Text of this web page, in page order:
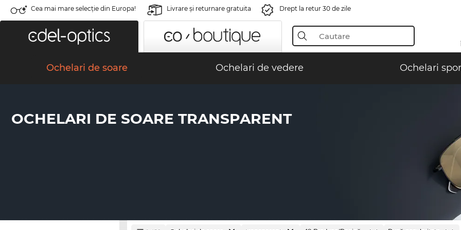
Cea mai mare selecție din Europa! Livrare şi returnare gratuita Drept la retur 30 de zile
Ochelari de soare Ochelari de vedere Ochelari
OCHELARI DE SOARE TRANSPARENT